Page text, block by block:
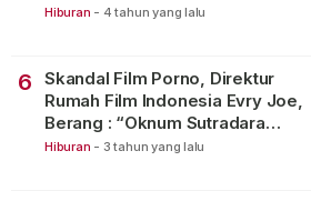
Hiburan - 4 tahun yang lalu
6
Skandal Film Porno, Direktur
Rumah Film Indonesia Evry Joe,
Berang : “Oknum Sutradara
Merusak Perfilman Indonesia”!
Hiburan - 3 tahun yang lalu